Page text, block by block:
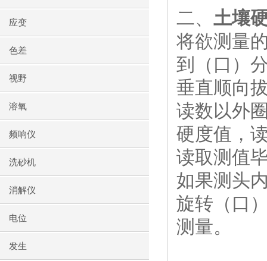
应变
色差
视野
溶氧
频响仪
洗砂机
消解仪
电位
发生
二、 土壤
将欲测量
到（口）
垂直顺向
读数以外
硬度值，
读取测值
如果测头
旋转（口
测量。